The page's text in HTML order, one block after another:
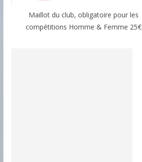
Maillot du club, obligatoire pour les
compétitions Homme & Femme 25€